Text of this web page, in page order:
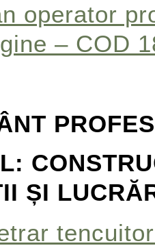
operator
– COD
ȘI